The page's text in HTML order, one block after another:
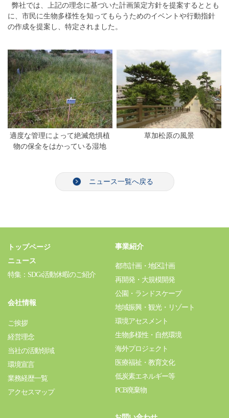
弊社では、上記の理念に基づいた計画策定方針を提案するととも
に、市民に生物多様性を知ってもらうためのイベントや行動指針
の作成を提案し、特定されました。
適度な管理によって絶滅危惧植
物の保全をはかっている湿地
草加松原の風景
ニュース一覧へ戻る
トップページ
ニュース
特集：SDGs活動休暇のご紹介
会社情報
ご挨拶
経営理念
当社の活動領域
環境宣言
業務経歴一覧
アクセスマップ
事業紹介
都市計画・地区計画
再開発・大規模開発
公園・ランドスケープ
地域振興・観光・リゾート
環境アセスメント
生物多様性・自然環境
海外プロジェクト
医療福祉・教育文化
低炭素エネルギー等
PCB廃棄物